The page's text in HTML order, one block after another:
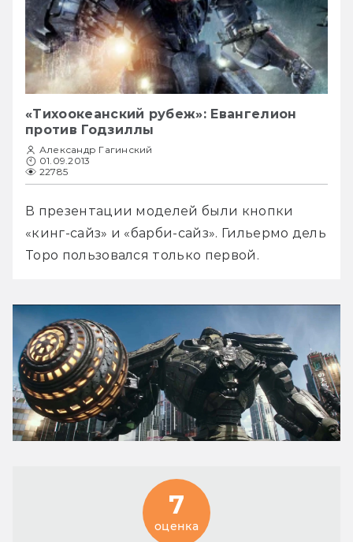
«Тихоокеанский рубеж»: Евангелион
против Годзиллы
Александр Гагинский
01.09.2013
22785
В презентации моделей были кнопки
«кинг-сайз» и «барби-сайз». Гильермо дель
Торо пользовался только первой.
7
оценка